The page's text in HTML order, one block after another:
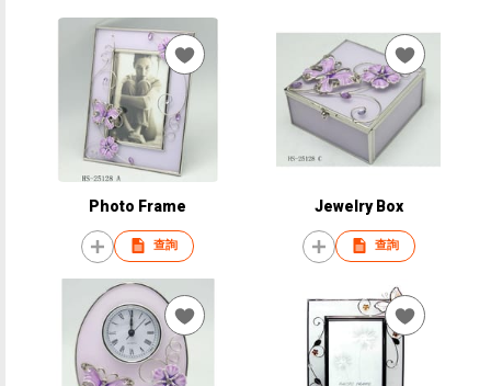
Photo Frame
查詢
Jewelry Box
查詢